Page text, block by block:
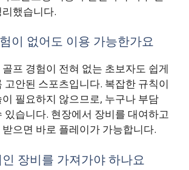
했습니다.
이 없어도 이용 가능한가요
프 경험이 전혀 없는 초보자도 쉽게
고안된 스포츠입니다. 복잡한 규칙이
필요하지 않으므로, 누구나 부담
있습니다. 현장에서 장비를 대여하고
으면 바로 플레이가 가능합니다.
장비를 가져가야 하나요